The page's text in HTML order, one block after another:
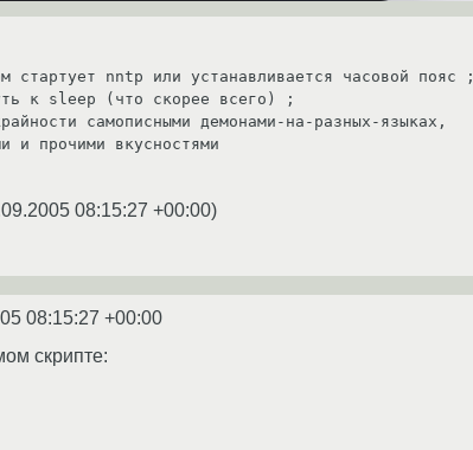
стартует nntp или устанавливается часовой пояс ;
к sleep (что скорее всего) ;
самописными демонами-на-разных-языках,
08:15:27 +00:00)
08:15:27 +00:00
скрипте: